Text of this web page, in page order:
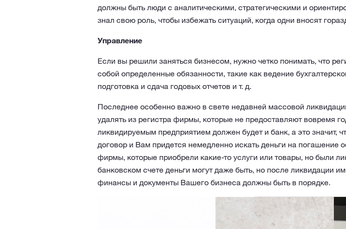
должны быть люди с аналитическими, стратегическими и
знал свою роль, чтобы избежать ситуаций, когда одни вносят
Управление
Если вы решили заняться бизнесом, нужно четко понимать, что
собой определенные обязанности, такие как ведение
подготовка и сдача годовых отчетов и т. д.
Последнее особенно важно в свете недавней массовой
удалять из регистра фирмы, которые не предоставляют вовремя
ликвидируемым предприятием должен будет и банк, а это значит,
договор и Вам придется немедленно искать деньги на погашение
фирмы, которые приобрели какие-то услуги или товары, но были
банковском счете деньги могут даже быть, но после ликвидации
финансы и документы Вашего бизнеса должны быть в порядке.